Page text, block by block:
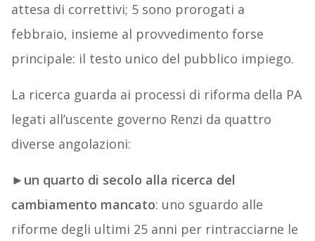
attesa di correttivi; 5 sono prorogati a
febbraio, insieme al provvedimento forse
principale: il testo unico del pubblico impiego.
La ricerca guarda ai processi di riforma della PA
legati all’uscente governo Renzi da quattro
diverse angolazioni:
► un quarto di secolo alla ricerca del
cambiamento mancato: uno sguardo alle
riforme degli ultimi 25 anni per rintracciarne le